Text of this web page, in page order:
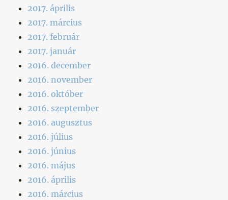
2017. április
2017. március
2017. február
2017. január
2016. december
2016. november
2016. október
2016. szeptember
2016. augusztus
2016. július
2016. június
2016. május
2016. április
2016. március